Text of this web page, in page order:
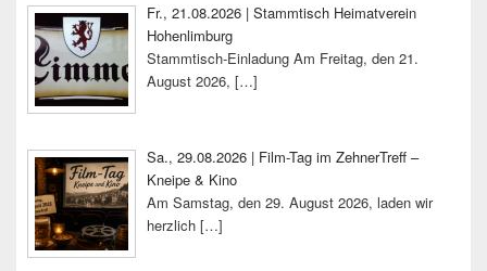
Fr., 21.08.2026 | Stammtisch Heimatverein
Hohenlimburg
Stammtisch-Einladung Am Freitag, den 21.
August 2026, […]
Sa., 29.08.2026 | Film-Tag im ZehnerTreff –
Kneipe & Kino
Am Samstag, den 29. August 2026, laden wir
herzlich […]